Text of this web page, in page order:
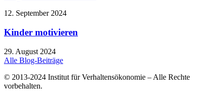
12. September 2024
Kinder motivieren
29. August 2024
Alle Blog-Beiträge
© 2013-2024 Institut für Verhaltensökonomie – Alle Rechte
vorbehalten.